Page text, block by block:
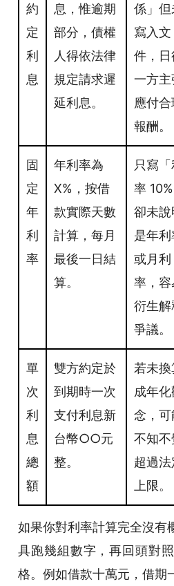
約
定
利
息
息，惟逾期
部分，債權
人得依法律
規定請求遲
延利息。
係」但
寫入文
件，日
一方主
應付合
報酬。
固
定
年
利
率
年利率為
X%，按借
款實際天數
計算，每月
最後一日結
算。
只寫「
率 10%
卻未說
是年利
或月利
率，容
衍生解
爭議。
單
次
利
息
總
額
雙方約定於
到期時一次
支付利息新
台幣○○元
整。
若未換
成年
念，可
不知不
超過法
上限。
如果你對利率計算完全沒有
具跑幾組數字，再回頭對
格。例如借款十萬元，借期